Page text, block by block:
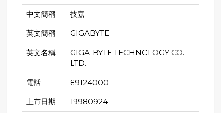
中文簡稱 技嘉
英文簡稱 GIGABYTE
英文名稱
GIGA-BYTE TECHNOLOGY CO.
LTD.
電話 89124000
上市日期 19980924